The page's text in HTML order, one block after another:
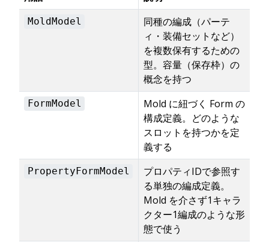
MoldModel
同種の編成（パーテ
ィ・装備セットなど）
を複数保有するための
型。容量（保存枠）の
概念を持つ
FormModel
Mold に紐づく Form の
構成定義。どのような
スロットを持つかを定
義する
PropertyFormModel
プロパティIDで参照す
る単独の編成定義。
Mold を介さず1キャラ
クター1編成のような形
態で使う